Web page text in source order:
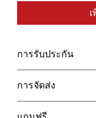
การรับประกัน
การจัดส่ง